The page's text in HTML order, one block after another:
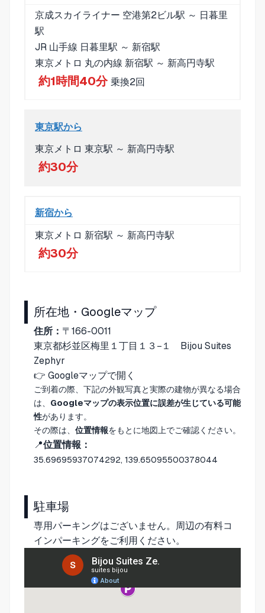
京成スカイライナー 空港第2ビル駅 ～ 日暮里
駅
JR 山手線 日暮里駅 ～ 新宿駅
東京メトロ 丸の内線 新宿駅 ～ 新高円寺駅
約1時間40分 乗換2回
東京駅から
東京メトロ 東京駅 ～ 新高円寺駅
約30分
新宿から
東京メトロ 新宿駅 ～ 新高円寺駅
約30分
所在地・Googleマップ
住所： 〒166-0011
東京都杉並区梅里１丁目１３−１ Bijou Suites
Zephyr
👉 Googleマップで開く
ご到着の際、下記の外観写真と実際の建物が異なる場合
は、 Googleマップの表示位置に誤差が生じている可能
性があります。
その際は、 位置情報をもとに地図上でご確認ください。
📍位置情報：
35.69695937074292, 139.65095500378044
駐車場
専用パーキングはございません。周辺の有料コ
インパーキングをご利用ください。